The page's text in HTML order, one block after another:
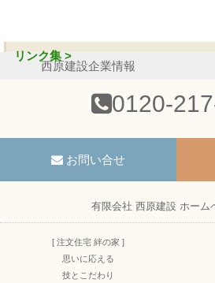
リンク集 >
西原建設企業情報
0120-
お問い合せ
有限会社 西原建設 ホーム
[ 注文住宅 絆の家 ]
思いに応える
技とこだわり